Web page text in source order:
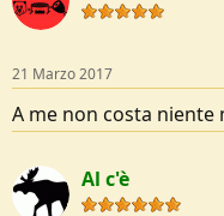
21 Marzo 2017
A me non costa niente
Al c'è